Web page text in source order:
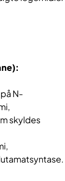
N-
skyldes
.